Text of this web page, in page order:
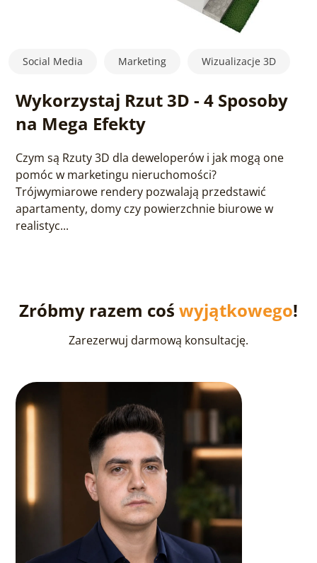
Social Media Marketing Wizualizacje 3D
Wykorzystaj Rzut 3D - 4 Sposoby
na Mega Efekty
Czym są Rzuty 3D dla deweloperów i jak mogą one
pomóc w marketingu nieruchomości?
Trójwymiarowe rendery pozwalają przedstawić
apartamenty, domy czy powierzchnie biurowe w
realistyc...
Zróbmy razem coś wyjątkowego!
Zarezerwuj darmową konsultację.